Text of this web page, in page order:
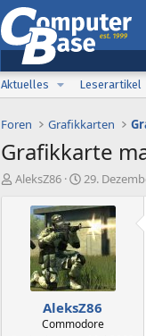
Aktuelles
Leserartikel
Foren Grafikkarten
Grafikkarte
E
AleksZ86
E
s
t
e
l
l
t
a
m
29.
AleksZ86
Commodore